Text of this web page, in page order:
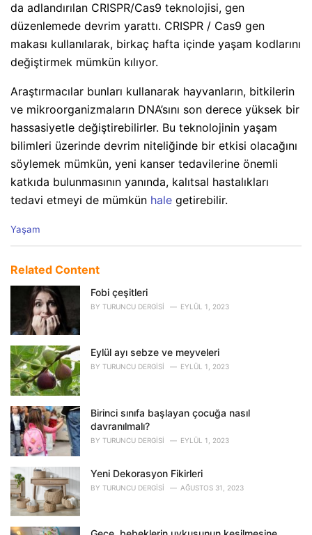
da adlandırılan CRISPR/Cas9 teknolojisi, gen
düzenlemede devrim yarattı. CRISPR / Cas9 gen
makası kullanılarak, birkaç hafta içinde yaşam kodlarını
değiştirmek mümkün kılıyor.
Araştırmacılar bunları kullanarak hayvanların, bitkilerin
ve mikroorganizmaların DNA’sını son derece yüksek bir
hassasiyetle değiştirebilirler. Bu teknolojinin yaşam
bilimleri üzerinde devrim niteliğinde bir etkisi olacağını
söylemek mümkün, yeni kanser tedavilerine önemli
katkıda bulunmasının yanında, kalıtsal hastalıkları
tedavi etmeyi de mümkün hale getirebilir.
C
e
e
:
Yaşam
Related Content
Fobi çeşitleri
BY TURUNCU DERGISI EYLÜL 1, 2023
Eylül ayı sebze ve meyveleri
BY TURUNCU DERGISI EYLÜL 1, 2023
Birinci sınıfa başlayan çocuğa nasıl
davranılmalı?
BY TURUNCU DERGISI EYLÜL 1, 2023
Yeni Dekorasyon Fikirleri
BY TURUNCU DERGISI AĞUSTOS 31, 2023